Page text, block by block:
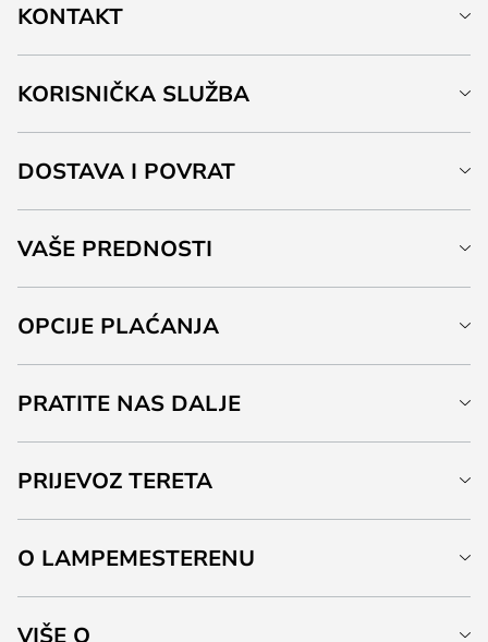
KONTAKT
KORISNIČKA SLUŽBA
DOSTAVA I POVRAT
VAŠE PREDNOSTI
OPCIJE PLAĆANJA
PRATITE NAS DALJE
PRIJEVOZ TERETA
O LAMPEMESTERENU
VIŠE O